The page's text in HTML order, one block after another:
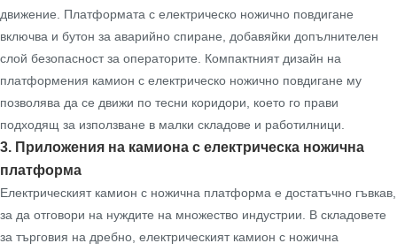
движение. Платформата с електрическо ножично повдигане
включва и бутон за аварийно спиране, добавяйки допълнителен
слой безопасност за операторите. Компактният дизайн на
платформения камион с електрическо ножично повдигане му
позволява да се движи по тесни коридори, което го прави
подходящ за използване в малки складове и работилници.
3. Приложения на камиона с електрическа ножична
платформа
Електрическият камион с ножична платформа е достатъчно гъвкав,
за да отговори на нуждите на множество индустрии. В складовете
за търговия на дребно, електрическият камион с ножична